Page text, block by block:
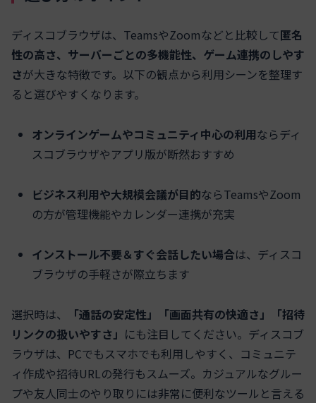
ディスコブラウザは、TeamsやZoomなどと比較して匿名
性の高さ、サーバーごとの多機能性、ゲーム連携のしやす
さが大きな特徴です。以下の観点から利用シーンを整理す
ると選びやすくなります。
オンラインゲームやコミュニティ中心の利用ならディ
スコブラウザやアプリ版が断然おすすめ
ビジネス利用や大規模会議が目的ならTeamsやZoom
の方が管理機能やカレンダー連携が充実
インストール不要＆すぐ会話したい場合は、ディスコ
ブラウザの手軽さが際立ちます
選択時は、
「通話の安定性」「画面共有の快適さ」「招待
リンクの扱いやすさ」 にも注目してください。ディスコブ
ラウザは、PCでもスマホでも利用しやすく、コミュニテ
ィ作成や招待URLの発行もスムーズ。カジュアルなグルー
プや友人同士のやり取りには非常に便利なツールと言える